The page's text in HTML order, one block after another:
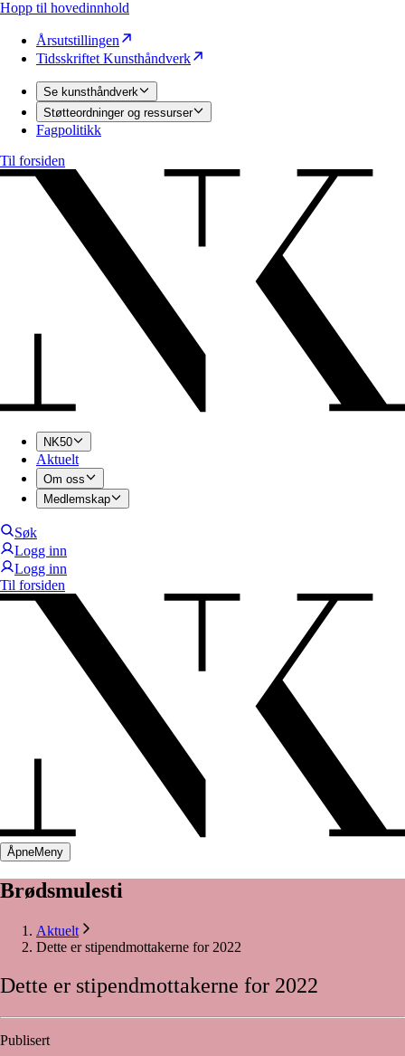
Hopp til hovedinnhold
Årsutstillingen
Tidsskriftet Kunsthåndverk
Se kunsthåndverk
Støtteordninger og ressurser
Fagpolitikk
Til forsiden
NK50
Aktuelt
Om oss
Medlemskap
Søk
Logg inn
Logg inn
Til forsiden
ÅpneMeny
Brødsmulesti
Aktuelt
Dette er stipendmottakerne for 2022
Dette er stipendmottakerne for 2022
Publisert